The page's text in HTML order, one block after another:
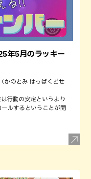
年5月のラッキー
かのとみ はっぱくどせ
行動の安定というより
ルするということが開